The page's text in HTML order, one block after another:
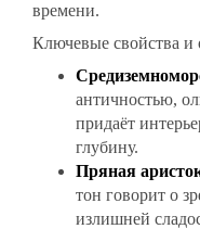
времени.
Ключевые свойства
античностью,
придаёт
глубину.
Пряная
тон говорит о
излишней